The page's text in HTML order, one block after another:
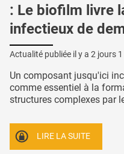
: Le biofilm livre
infectieux de
Actualité publiée il y a 2 jours
Un composant jusqu'ici
comme essentiel à la
structures complexes par
LIRE LA SUITE